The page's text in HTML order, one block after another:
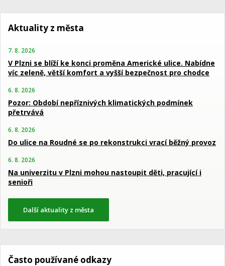
Aktuality z města
7. 8. 2026
V Plzni se blíží ke konci proměna Americké ulice. Nabídne
víc zeleně, větší komfort a vyšší bezpečnost pro chodce
6. 8. 2026
Pozor: Období nepříznivých klimatických podmínek
přetrvává
6. 8. 2026
Do ulice na Roudné se po rekonstrukci vrací běžný provoz
6. 8. 2026
Na univerzitu v Plzni mohou nastoupit děti, pracující i
senioři
Další aktuality z města
Často používané odkazy